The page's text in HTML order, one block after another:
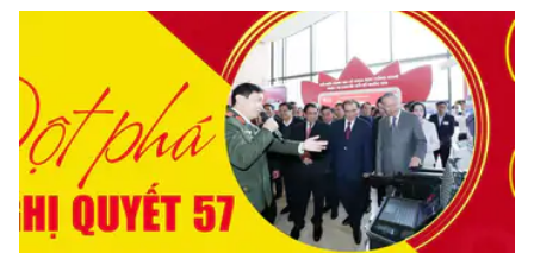
Tiêu chuẩn, đo lường, chất lượng
Năng lượng nguyên tử
Tin tổng hợp
Tin địa phương
Bưu chính, Viễn thông
Sở hữu trí tuệ
Tiêu chuẩn, đo lường, chất lượng
Videos
Infographic
Ảnh
Voice